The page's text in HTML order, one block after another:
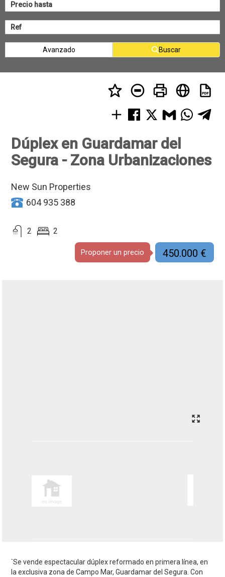
Avanzado Buscar
Dúplex en Guardamar del
Segura - Zona Urbanizaciones
New Sun Properties
604 935 388
2 2
Proponer un precio 450.000 €
`Se vende espectacular dúplex reformado en primera línea, en
la exclusiva zona de Campo Mar, Guardamar del Segura. Con